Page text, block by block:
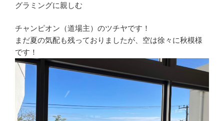
グラミングに親しむ
チャンピオン（道場主）のツチヤです！
まだ夏の気配も残っておりましたが、空は徐々に秋模様
です！